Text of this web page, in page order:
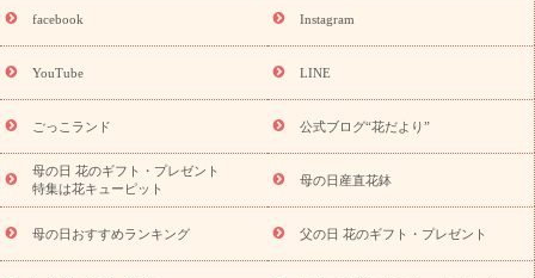
誕生日フラワーギフト 誕生日フラワーギフト特集
(トルコキキョウ)
9月の誕生花(リンドウ)
ら探す
お祝いの花特集 当日配達特急便 お祝い商品一覧
念日
結婚祝い 出産祝い 退院祝い・快気祝い
寿祝い
プチギフト ペットのお祝いフラワー
お供え・お悔やみの花
四十九日法要以降に贈る花
通夜・葬儀
facebook Instagram
YouTube LINE
ごっこランド 公式ブログ“花だより”
母の日 花のギフト・プレゼント
特集は花キューピット
母の日産直花鉢
母の日おすすめランキング 父の日 花のギフト・プレゼント